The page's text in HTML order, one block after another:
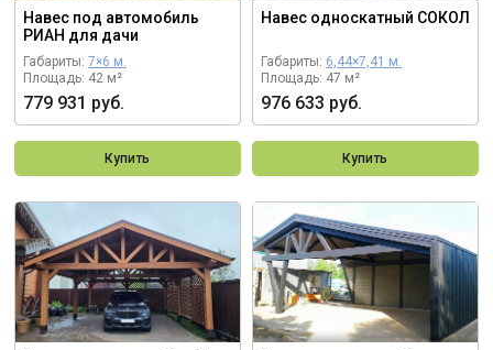
Навес под автомобиль
РИАН для дачи
Габариты: 7×6 м.
Площадь: 42 м²
779 931 руб.
Купить
Навес односкатный СОКОЛ
Габариты: 6,44×7,41 м.
Площадь: 47 м²
976 633 руб.
Купить